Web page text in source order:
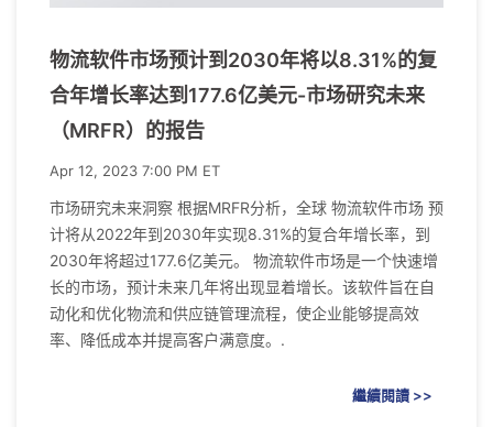
物流软件市场预计到2030年将以8.31%的复
合年增长率达到177.6亿美元-市场研究未来
（MRFR）的报告
Apr 12, 2023 7:00 PM ET
市场研究未来洞察 根据MRFR分析，全球 物流软件市场 预
计将从2022年到2030年实现8.31%的复合年增长率，到
2030年将超过177.6亿美元。 物流软件市场是一个快速增
长的市场，预计未来几年将出现显着增长。该软件旨在自
动化和优化物流和供应链管理流程，使企业能够提高效
率、降低成本并提高客户满意度。.
繼續閱讀 >>